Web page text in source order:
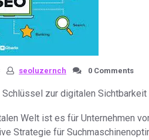
seoluzernch 0 Comments
Schlüssel zur digitalen Sichtbarkeit
Welt ist es für Unternehmen
Strategie für